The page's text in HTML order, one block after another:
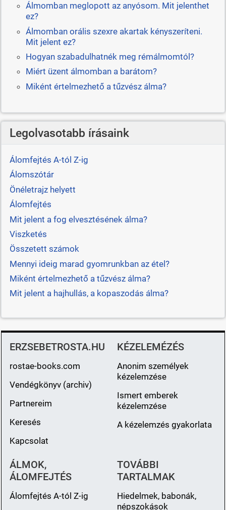
Álmomban meglopott az anyósom. Mit jelenthet
ez?
Álmomban orális szexre akartak kényszeríteni.
Mit jelent ez?
Hogyan szabadulhatnék meg rémálmomtól?
Miért üzent álmomban a barátom?
Miként értelmezhető a tűzvész álma?
Legolvasotabb írásaink
Álomfejtés A-tól Z-ig
Álomszótár
Önéletrajz helyett
Álomfejtés
Mit jelent a fog elvesztésének álma?
Viszketés
Összetett számok
Mennyi ideig marad gyomrunkban az étel?
Miként értelmezhető a tűzvész álma?
Mit jelent a hajhullás, a kopaszodás álma?
ERZSEBETROSTA.HU
rostae-books.com
Vendégkönyv (archiv)
Partnereim
Keresés
Kapcsolat
KÉZELEMÉZÉS
Anonim személyek
kézelemzése
Ismert emberek
kézelemzése
A kézelemzés gyakorlata
ÁLMOK,
ÁLOMFEJTÉS
Álomfejtés A-tól Z-ig
TOVÁBBI
TARTALMAK
Hiedelmek, babonák,
népszokások